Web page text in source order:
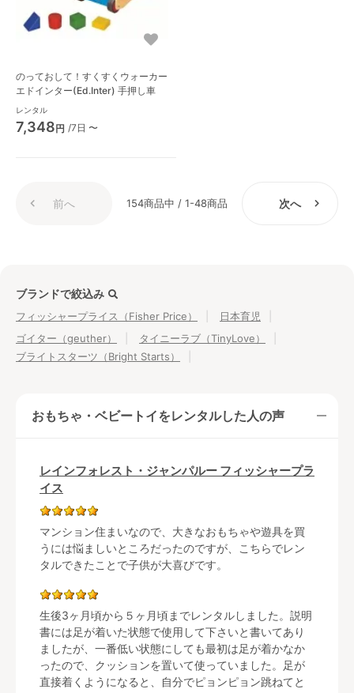
のっておして！すくすくウォーカー
エドインター(Ed.Inter) 手押し車
レンタル
7,348円 /7日 〜
前へ 154商品中 / 1-48商品 次へ
ブランドで絞込み
フィッシャープライス（Fisher Price）
日本育児
ゴイター（geuther）
タイニーラブ（TinyLove）
ブライトスターツ（Bright Starts）
おもちゃ・ベビートイをレンタルした人の声
レインフォレスト・ジャンパルー フィッシャープラ
イス
マンション住まいなので、大きなおもちゃや遊具を買
うには悩ましいところだったのですが、こちらでレン
タルできたことで子供が大喜びです。
生後3ヶ月頃から５ヶ月頃までレンタルしました。説明
書には足が着いた状態で使用して下さいと書いてあり
ましたが、一番低い状態にしても最初は足が着かなか
ったので、クッションを置いて使っていました。足が
直接着くようになると、自分でピョンピョン跳ねてと